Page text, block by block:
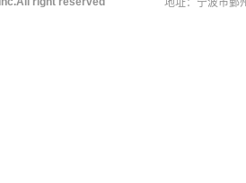
地址：宁波市鄞